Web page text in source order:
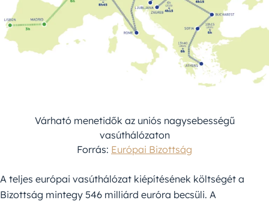
Várható menetidők az uniós nagysebességű
vasúthálózaton
Forrás: Európai Bizottság
A teljes európai vasúthálózat kiépítésének költségét a
Bizottság mintegy 546 milliárd euróra becsüli. A